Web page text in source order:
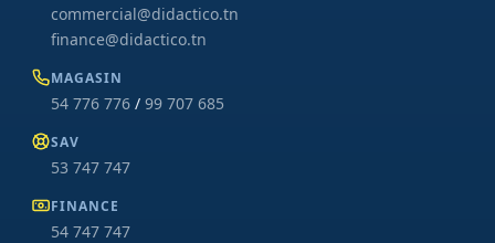
commercial@didactico.tn
finance@didactico.tn
MAGASIN
54 776 776 / 99 707 685
SAV
53 747 747
FINANCE
54 747 747